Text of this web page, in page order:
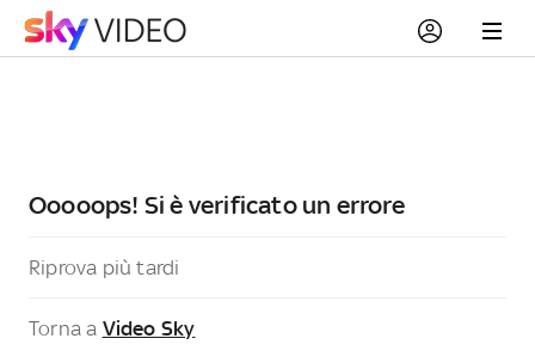
Ooooops! Si è verificato un errore
Riprova più tardi
Torna a Video Sky